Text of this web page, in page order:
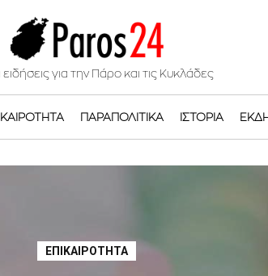
ειδήσεις για την Πάρο και τις Κυκλάδες
ΠΑΡΑΠΟΛΙΤΙΚΆ ΙΣΤΟΡΊΑ
ΕΠΙΚΑΙΡΌΤΗΤΑ